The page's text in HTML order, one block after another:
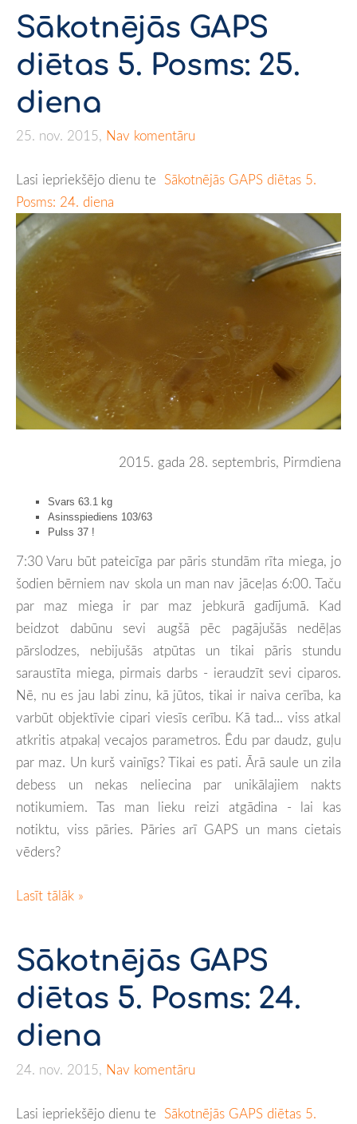
Sākotnējās GAPS
diētas 5. Posms: 25.
diena
25. nov. 2015, Nav komentāru
Lasi iepriekšējo dienu te Sākotnējās GAPS diētas 5.
Posms: 24. diena
2015. gada 28. septembris, Pirmdiena
Svars 63.1 kg
Asinsspiediens 103/63
Pulss 37 !
7:30 Varu būt pateicīga par pāris stundām rīta miega, jo
šodien bērniem nav skola un man nav jāceļas 6:00. Taču
par maz miega ir par maz jebkurā gadījumā. Kad
beidzot dabūnu sevi augšā pēc pagājušās nedēļas
pārslodzes, nebijušās atpūtas un tikai pāris stundu
saraustīta miega, pirmais darbs - ieraudzīt sevi ciparos.
Nē, nu es jau labi zinu, kā jūtos, tikai ir naiva cerība, ka
varbūt objektīvie cipari viesīs cerību. Kā tad... viss atkal
atkritis atpakaļ vecajos parametros. Ēdu par daudz, guļu
par maz. Un kurš vainīgs? Tikai es pati. Ārā saule un zila
debess un nekas neliecina par unikālajiem nakts
notikumiem. Tas man lieku reizi atgādina - lai kas
notiktu, viss pāries. Pāries arī GAPS un mans cietais
vēders?
Lasīt tālāk »
Sākotnējās GAPS
diētas 5. Posms: 24.
diena
24. nov. 2015, Nav komentāru
Lasi iepriekšējo dienu te Sākotnējās GAPS diētas 5.